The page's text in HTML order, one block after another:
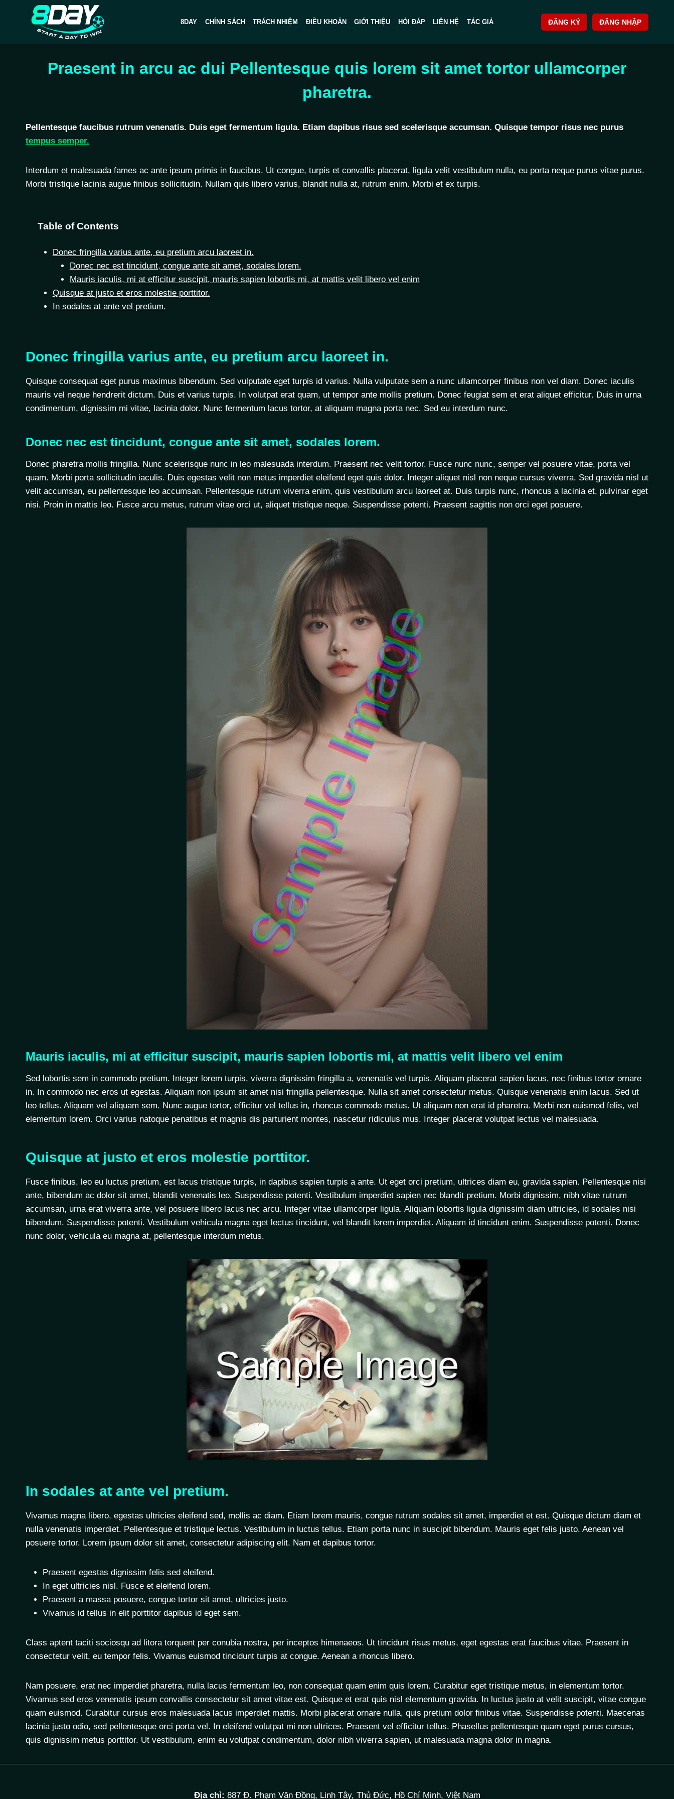
8DAY CHÍNH SÁCH TRÁCH NHIỆM ĐIỀU KHOẢN GIỚI THIỆU HỎI ĐÁP LIÊN HỆ TÁC GIẢ ĐĂNG KÝ ĐĂNG NHẬP
Praesent in arcu ac dui Pellentesque quis lorem sit amet tortor ullamcorper
pharetra.
Pellentesque faucibus rutrum venenatis. Duis eget fermentum ligula. Etiam dapibus risus sed scelerisque accumsan. Quisque tempor risus nec purus
tempus semper.
Interdum et malesuada fames ac ante ipsum primis in faucibus. Ut congue, turpis et convallis placerat, ligula velit vestibulum nulla, eu porta neque purus vitae purus.
Morbi tristique lacinia augue finibus sollicitudin. Nullam quis libero varius, blandit nulla at, rutrum enim. Morbi et ex turpis.
Table of Contents
Donec fringilla varius ante, eu pretium arcu laoreet in.
Donec nec est tincidunt, congue ante sit amet, sodales lorem.
Mauris iaculis, mi at efficitur suscipit, mauris sapien lobortis mi, at mattis velit libero vel enim
Quisque at justo et eros molestie porttitor.
In sodales at ante vel pretium.
Donec fringilla varius ante, eu pretium arcu laoreet in.
Quisque consequat eget purus maximus bibendum. Sed vulputate eget turpis id varius. Nulla vulputate sem a nunc ullamcorper finibus non vel diam. Donec iaculis
mauris vel neque hendrerit dictum. Duis et varius turpis. In volutpat erat quam, ut tempor ante mollis pretium. Donec feugiat sem et erat aliquet efficitur. Duis in urna
condimentum, dignissim mi vitae, lacinia dolor. Nunc fermentum lacus tortor, at aliquam magna porta nec. Sed eu interdum nunc.
Donec nec est tincidunt, congue ante sit amet, sodales lorem.
Donec pharetra mollis fringilla. Nunc scelerisque nunc in leo malesuada interdum. Praesent nec velit tortor. Fusce nunc nunc, semper vel posuere vitae, porta vel
quam. Morbi porta sollicitudin iaculis. Duis egestas velit non metus imperdiet eleifend eget quis dolor. Integer aliquet nisl non neque cursus viverra. Sed gravida nisl ut
velit accumsan, eu pellentesque leo accumsan. Pellentesque rutrum viverra enim, quis vestibulum arcu laoreet at. Duis turpis nunc, rhoncus a lacinia et, pulvinar eget
nisi. Proin in mattis leo. Fusce arcu metus, rutrum vitae orci ut, aliquet tristique neque. Suspendisse potenti. Praesent sagittis non orci eget posuere.
Mauris iaculis, mi at efficitur suscipit, mauris sapien lobortis mi, at mattis velit libero vel enim
Sed lobortis sem in commodo pretium. Integer lorem turpis, viverra dignissim fringilla a, venenatis vel turpis. Aliquam placerat sapien lacus, nec finibus tortor ornare
in. In commodo nec eros ut egestas. Aliquam non ipsum sit amet nisi fringilla pellentesque. Nulla sit amet consectetur metus. Quisque venenatis enim lacus. Sed ut
leo tellus. Aliquam vel aliquam sem. Nunc augue tortor, efficitur vel tellus in, rhoncus commodo metus. Ut aliquam non erat id pharetra. Morbi non euismod felis, vel
elementum lorem. Orci varius natoque penatibus et magnis dis parturient montes, nascetur ridiculus mus. Integer placerat volutpat lectus vel malesuada.
Quisque at justo et eros molestie porttitor.
Fusce finibus, leo eu luctus pretium, est lacus tristique turpis, in dapibus sapien turpis a ante. Ut eget orci pretium, ultrices diam eu, gravida sapien. Pellentesque nisi
ante, bibendum ac dolor sit amet, blandit venenatis leo. Suspendisse potenti. Vestibulum imperdiet sapien nec blandit pretium. Morbi dignissim, nibh vitae rutrum
accumsan, urna erat viverra ante, vel posuere libero lacus nec arcu. Integer vitae ullamcorper ligula. Aliquam lobortis ligula dignissim diam ultricies, id sodales nisi
bibendum. Suspendisse potenti. Vestibulum vehicula magna eget lectus tincidunt, vel blandit lorem imperdiet. Aliquam id tincidunt enim. Suspendisse potenti. Donec
nunc dolor, vehicula eu magna at, pellentesque interdum metus.
In sodales at ante vel pretium.
Vivamus magna libero, egestas ultricies eleifend sed, mollis ac diam. Etiam lorem mauris, congue rutrum sodales sit amet, imperdiet et est. Quisque dictum diam et
nulla venenatis imperdiet. Pellentesque et tristique lectus. Vestibulum in luctus tellus. Etiam porta nunc in suscipit bibendum. Mauris eget felis justo. Aenean vel
posuere tortor. Lorem ipsum dolor sit amet, consectetur adipiscing elit. Nam et dapibus tortor.
Praesent egestas dignissim felis sed eleifend.
In eget ultricies nisl. Fusce et eleifend lorem.
Praesent a massa posuere, congue tortor sit amet, ultricies justo.
Vivamus id tellus in elit porttitor dapibus id eget sem.
Class aptent taciti sociosqu ad litora torquent per conubia nostra, per inceptos himenaeos. Ut tincidunt risus metus, eget egestas erat faucibus vitae. Praesent in
consectetur velit, eu tempor felis. Vivamus euismod tincidunt turpis at congue. Aenean a rhoncus libero.
Nam posuere, erat nec imperdiet pharetra, nulla lacus fermentum leo, non consequat quam enim quis lorem. Curabitur eget tristique metus, in elementum tortor.
Vivamus sed eros venenatis ipsum convallis consectetur sit amet vitae est. Quisque et erat quis nisl elementum gravida. In luctus justo at velit suscipit, vitae congue
quam euismod. Curabitur cursus eros malesuada lacus imperdiet mattis. Morbi placerat ornare nulla, quis pretium dolor finibus vitae. Suspendisse potenti. Maecenas
lacinia justo odio, sed pellentesque orci porta vel. In eleifend volutpat mi non ultrices. Praesent vel efficitur tellus. Phasellus pellentesque quam eget purus cursus,
quis dignissim metus porttitor. Ut vestibulum, enim eu volutpat condimentum, dolor nibh viverra sapien, ut malesuada magna dolor in magna.
Địa chỉ: 887 Đ. Phạm Văn Đồng, Linh Tây, Thủ Đức, Hồ Chí Minh, Việt Nam